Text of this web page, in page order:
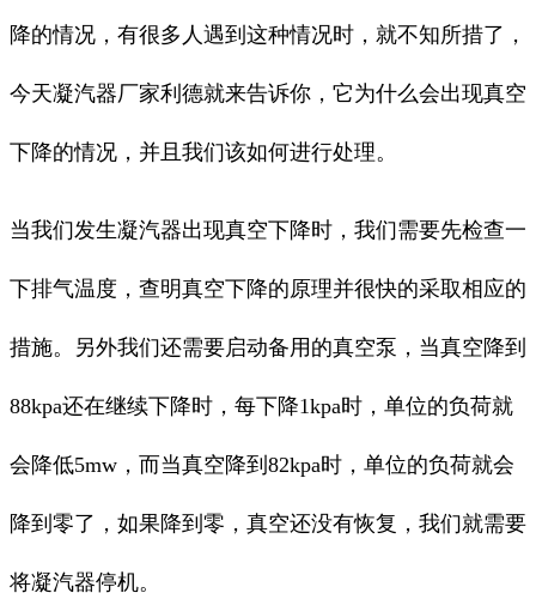
降的情况，有很多人遇到这种情况时，就不知所措了，
今天凝汽器厂家利德就来告诉你，它为什么会出现真空
下降的情况，并且我们该如何进行处理。
当我们发生凝汽器出现真空下降时，我们需要先检查一
下排气温度，查明真空下降的原理并很快的采取相应的
措施。另外我们还需要启动备用的真空泵，当真空降到
88kpa还在继续下降时，每下降1kpa时，单位的负荷就
会降低5mw，而当真空降到82kpa时，单位的负荷就会
降到零了，如果降到零，真空还没有恢复，我们就需要
将凝汽器停机。